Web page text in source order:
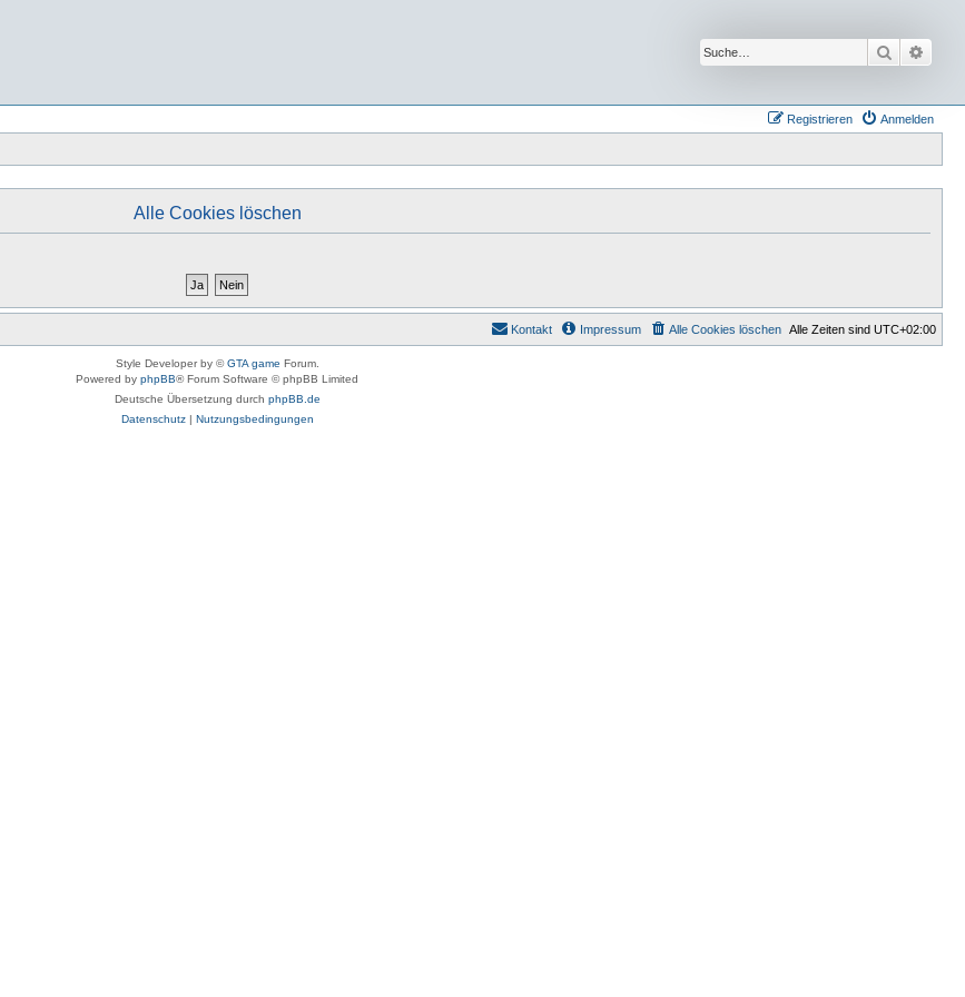
Suche
Anmelden
Registrieren
Alle Cookies löschen
Alle Zeiten sind UTC+02:00
Alle Cookies löschen
Impressum
Kontakt
Style Developer by ©GTA game Forum.
Powered by phpBB® Forum Software © phpBB Limited
Deutsche Übersetzung durch phpBB.de
Datenschutz| Nutzungsbedingungen